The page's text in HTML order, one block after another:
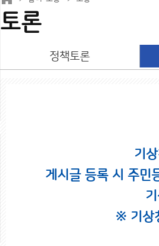
토론
정책토론
기
게시글 등록 시 주민
※ 기상